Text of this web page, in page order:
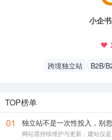
小企
跨境独立站 B2B/
TOP榜单
01 独立站不是一次性投入，别
网站需持续维护与更新，建站仅